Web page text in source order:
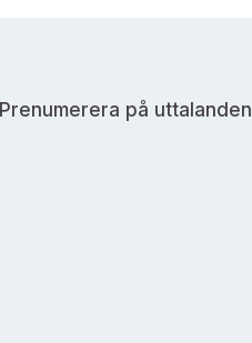
Prenumerera på uttalanden